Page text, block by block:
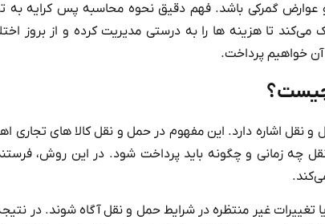
عوارض گمرکی باشد. فهم دقیق نحوه محاسبه پس کرایه به
تا هزینه‌ ها را به درستی مدیریت کرده و از بروز
خواهیم پرداخت.
اشاره دارد. این مفهوم در حمل و نقل کالا های تجاری
زمانی و چگونه باید پرداخت شود. در این روش،
غیر منتظره در شرایط حمل و نقل آگاه شوند. در